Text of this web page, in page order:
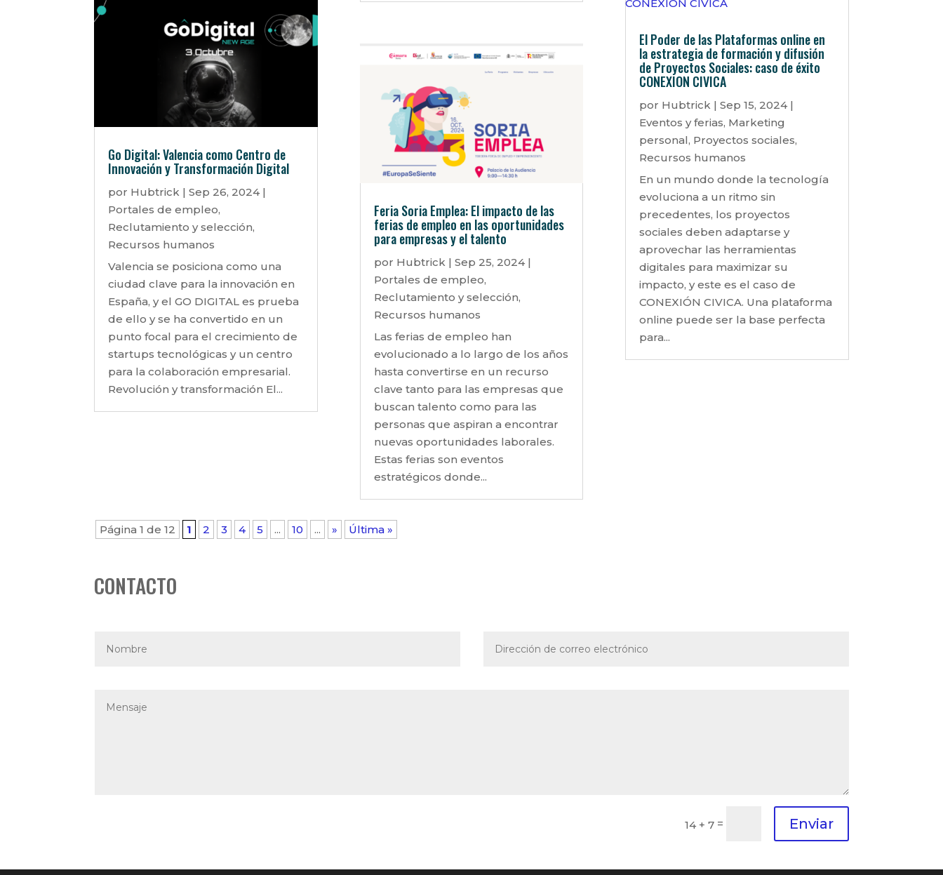
Go Digital: Valencia como Centro de
Innovación y Transformación Digital
por Hubtrick |Sep 26, 2024 |
Portales de empleo,
Reclutamiento y selección,
Recursos humanos
Valencia se posiciona como una
ciudad clave para la innovación en
España, y el GO DIGITAL es prueba
de ello y se ha convertido en un
punto focal para el crecimiento de
startups tecnológicas y un centro
para la colaboración empresarial.
Revolución y transformación El...
Feria Soria Emplea: El impacto de las
ferias de empleo en las oportunidades
para empresas y el talento
por Hubtrick| Sep 25, 2024|
Portales de empleo,
Reclutamiento y selección,
Recursos humanos
Las ferias de empleo han
evolucionado a lo largo de los años
hasta convertirse en un recurso
clave tanto para las empresas que
buscan talento como para las
personas que aspiran a encontrar
nuevas oportunidades laborales.
Estas ferias son eventos
estratégicos donde...
El Poder de las Plataformas online en
la estrategia de formación y difusión
de Proyectos Sociales: caso de éxito
CONEXION CIVICA
por Hubtrick| Sep 15, 2024|
Eventos y ferias, Marketing
personal, Proyectos sociales,
Recursos humanos
En un mundo donde la tecnología
evoluciona a un ritmo sin
precedentes, los proyectos
sociales deben adaptarse y
aprovechar las herramientas
digitales para maximizar su
impacto, y este es el caso de
CONEXIÓN CIVICA. Una plataforma
online puede ser la base perfecta
para...
Página 1 de 12 1 2 3 4 5 ... 10 ... » Última »
CONTACTO
14 + 7= Enviar